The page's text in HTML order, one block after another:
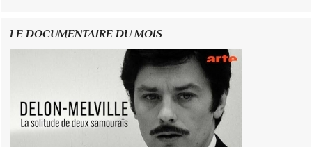
LE DOCUMENTAIRE DU MOIS